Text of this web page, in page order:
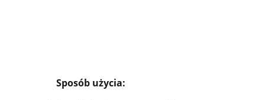
Sposób użycia: